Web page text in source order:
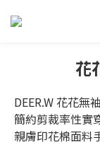
花
DEER.W 花花無
簡約剪裁率性實
親膚印花棉面料